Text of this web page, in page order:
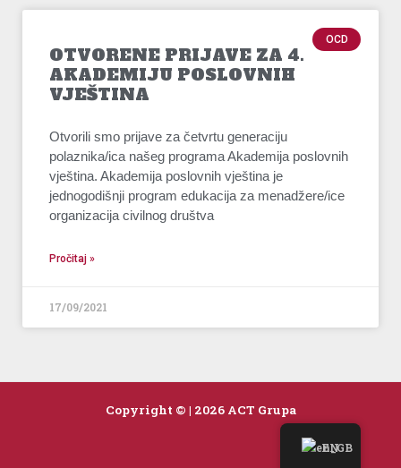
OCD
OTVORENE PRIJAVE ZA 4.
AKADEMIJU POSLOVNIH
VJEŠTINA
Otvorili smo prijave za četvrtu generaciju
polaznika/ica našeg programa Akademija poslovnih
vještina. Akademija poslovnih vještina je
jednogodišnji program edukacija za menadžere/ice
organizacija civilnog društva
Pročitaj »
17/09/2021
Copyright © | 2026 ACT Grupa
EN